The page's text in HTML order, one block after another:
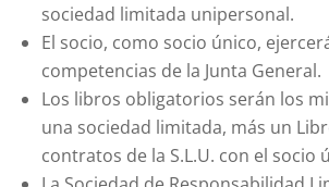
sociedad limitada unipersonal.
El socio, como socio único,
competencias de la Junta General.
Los libros obligatorios serán los
una sociedad limitada, más un
contratos de la S.L.U. con el socio